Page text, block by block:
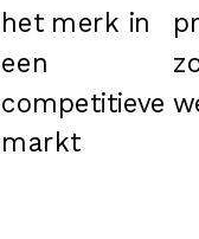
het merk in
een
competitieve
markt